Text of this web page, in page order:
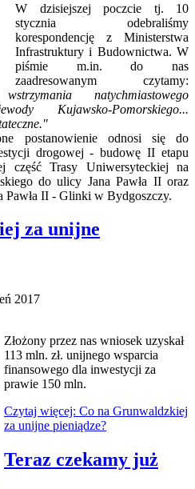
W dzisiejszej poczcie tj. 10
stycznia odebraliśmy
korespondencję z Ministerstwa
Infrastruktury i Budownictwa. W
piśmie m.in. do nas
zaadresowanym czytamy:
natychmiastowego
Kujawsko-Pomorskiego...
postanowienie odnosi się do
drogowej - budowę II etapu
część Trasy Uniwersyteckiej na
do ulicy Jana Pawła II oraz
Pawła II - Glinki w Bydgoszczy.
za unijne
2017
Złożony przez nas wniosek uzyskał
113 mln. zł. unijnego wsparcia
finansowego dla inwestycji za
prawie 150 mln.
Czytaj więcej: Co na Grunwaldzkiej
za unijne pieniądze?
Teraz czekamy już